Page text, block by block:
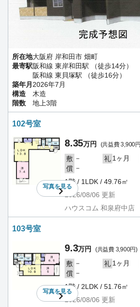
所在地大阪府 岸和田市 畑町
最寄駅阪和線 東岸和田駅 （徒歩14分）
阪和線 東貝塚駅 （徒歩16分）
築年月2026年7月
構造
木造
階数
地上3階
102号室
写真を見る
8.35万円 (共益費 3,900
敷 － 礼 1ヶ月
償 －
1階 / 1LDK / 49.76㎡
2026/08/06 更新
ハウスコム 和泉府中店
103号室
写真を見る
9.3万円 (共益費 3,900円)
敷 － 礼 1ヶ月
償 －
1階 / 2LDK / 51.76㎡
2026/08/06 更新